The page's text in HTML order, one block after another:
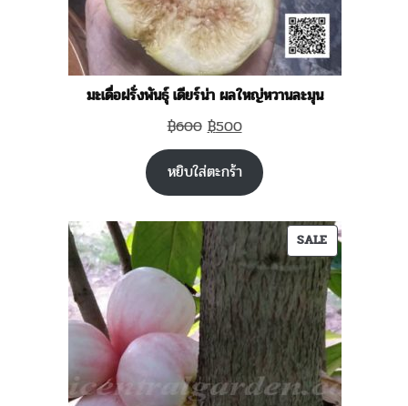
มะเดื่อฝรั่งพันธุ์ เดียร์น่า ผลใหญ่หวานละมุน
฿600 Original
price
was:
฿600.
฿500Current
price
is:
฿500.
หยิบใส่ตะกร้า
SALEPRODUCT
ON
SALE